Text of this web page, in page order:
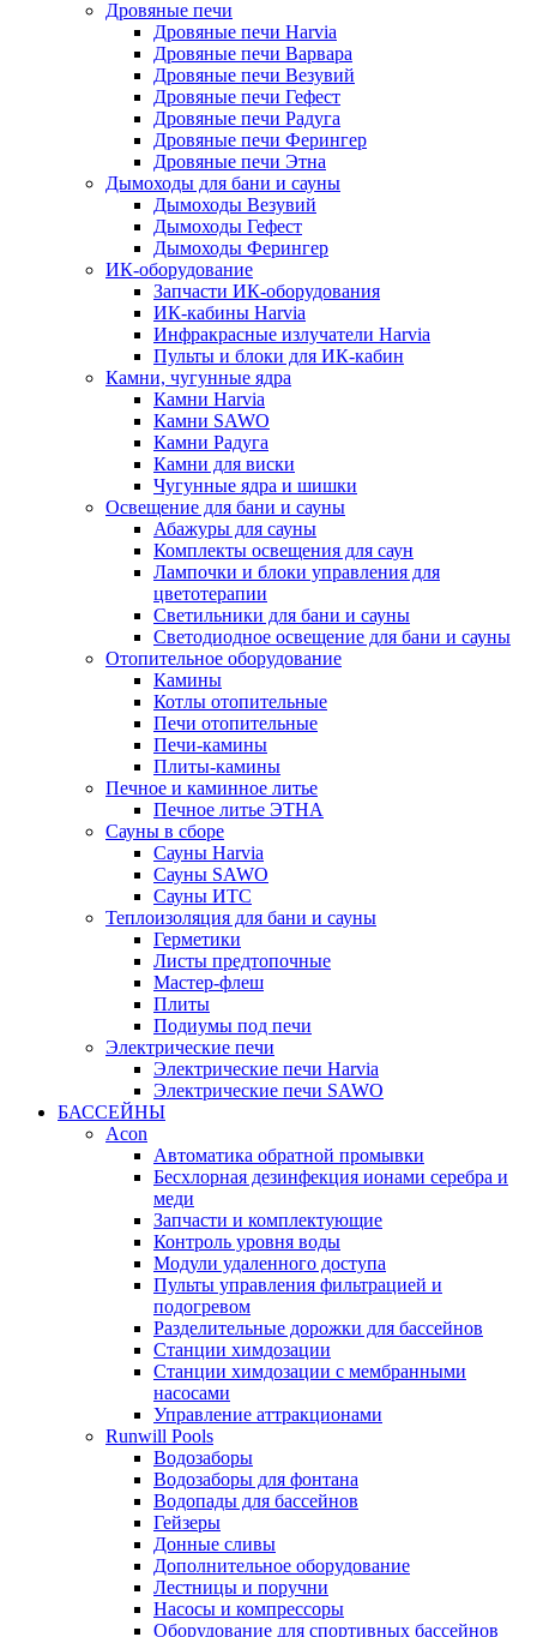
Дровяные печи
Дровяные печи Harvia
Дровяные печи Варвара
Дровяные печи Везувий
Дровяные печи Гефест
Дровяные печи Радуга
Дровяные печи Ферингер
Дровяные печи Этна
Дымоходы для бани и сауны
Дымоходы Везувий
Дымоходы Гефест
Дымоходы Ферингер
ИК-оборудование
Запчасти ИК-оборудования
ИК-кабины Harvia
Инфракрасные излучатели Harvia
Пульты и блоки для ИК-кабин
Камни, чугунные ядра
Камни Harvia
Камни SAWO
Камни Радуга
Камни для виски
Чугунные ядра и шишки
Освещение для бани и сауны
Абажуры для сауны
Комплекты освещения для саун
Лампочки и блоки управления для
цветотерапии
Светильники для бани и сауны
Светодиодное освещение для бани и сауны
Отопительное оборудование
Камины
Котлы отопительные
Печи отопительные
Печи-камины
Плиты-камины
Печное и каминное литье
Печное литье ЭТНА
Сауны в сборе
Cауны Harvia
Сауны SAWO
Сауны ИТС
Теплоизоляция для бани и сауны
Герметики
Листы предтопочные
Мастер-флеш
Плиты
Подиумы под печи
Электрические печи
Электрические печи Harvia
Электрические печи SAWO
БАССЕЙНЫ
Acon
Автоматика обратной промывки
Беcхлорная дезинфекция ионами серебра и
меди
Запчасти и комплектующие
Контроль уровня воды
Модули удаленного доступа
Пульты управления фильтрацией и
подогревом
Разделительные дорожки для бассейнов
Станции химдозации
Станции химдозации с мембранными
насосами
Управление аттракционами
Runwill Pools
Водозаборы
Водозаборы для фонтана
Водопады для бассейнов
Гейзеры
Донные сливы
Дополнительное оборудование
Лестницы и поручни
Насосы и компрессоры
Оборудование для спортивных бассейнов